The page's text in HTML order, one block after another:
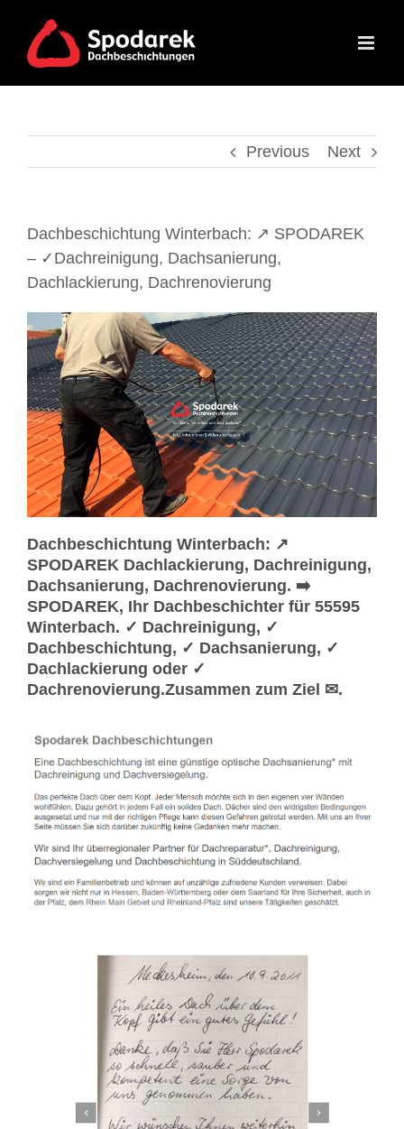
content
Previous Next
Dachbeschichtung Winterbach: ↗️ SPODAREK
– ✓Dachreinigung, Dachsanierung,
Dachlackierung, Dachrenovierung
Dachbeschichtung Winterbach: ↗️
SPODAREK Dachlackierung, Dachreinigung,
Dachsanierung, Dachrenovierung. ➡️
SPODAREK, Ihr Dachbeschichter für 55595
Winterbach. ✓ Dachreinigung, ✓
Dachbeschichtung, ✓ Dachsanierung, ✓
Dachlackierung oder ✓
Dachrenovierung.Zusammen zum Ziel ✉.